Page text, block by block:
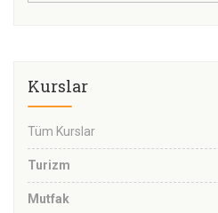
Kurslar
Tüm Kurslar
Turizm
Mutfak